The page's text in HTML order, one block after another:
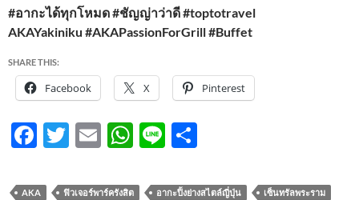
#อากะได้ทุกโหมด #ชัญญ่าว่าดี #toptotravel
AKAYakiniku #AKAPassionForGrill #Buffet
SHARE THIS:
Facebook X Pinterest
F
e
T
itt
E
ail
W
at
Li
e ar
AKA ฟิวเจอร์พาร์ครังสิต อากะปิ้งย่างสไตล์ญี่ปุ่น
เซ็นทรัลพระราม